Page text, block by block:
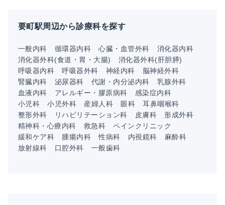
要町駅周辺から診療科を探す
一般内科 循環器内科 心臓・血管外科
消化器内科
消化器外科(食道・胃・大腸)
消化器外科(肝胆膵)
呼吸器内科
呼吸器外科 神経内科
脳神経外科
腎臓内科
泌尿器科 代謝・内分泌内科
乳腺外科
血液内科
アレルギー・膠原病科
感染症内科
小児科
小児外科 産婦人科 眼科
耳鼻咽喉科
整形外科
リハビリテーション科 皮膚科
形成外科
精神科・心療内科
救急科
ペインクリニック
緩和ケア科
腫瘍内科 性病科 内視鏡科
麻酔科
放射線科
口腔外科 一般歯科